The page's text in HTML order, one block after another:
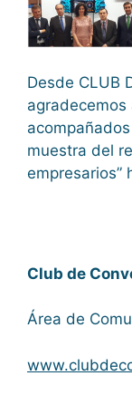
Desde CLUB
agradecemos
muestra del
empresarios”
Club de
Área de